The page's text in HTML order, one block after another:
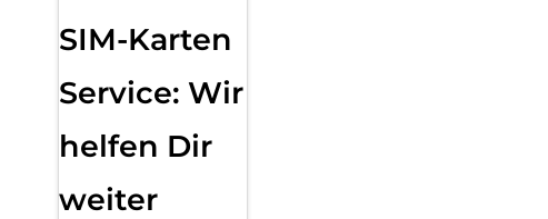
SIM-Karten
Service: Wir
helfen Dir
weiter